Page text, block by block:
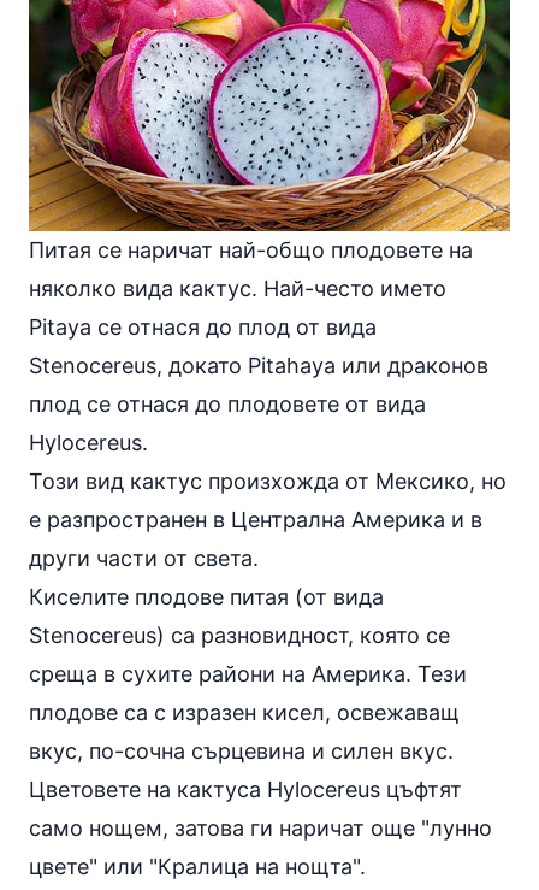
Питая се наричат най-общо плодовете на
няколко вида кактус. Най-често името
Pitaya се отнася до плод от вида
Stenocereus, докато Pitahaya или драконов
плод се отнася до плодовете от вида
Hylocereus.
Този вид кактус произхожда от Мексико, но
е разпространен в Централна Америка и в
други части от света.
Киселите плодове питая (от вида
Stenocereus) са разновидност, която се
среща в сухите райони на Америка. Тези
плодове са с изразен кисел, освежаващ
вкус, по-сочна сърцевина и силен вкус.
Цветовете на кактуса Hylocereus цъфтят
само нощем, затова ги наричат още "лунно
цвете" или "Кралица на нощта".